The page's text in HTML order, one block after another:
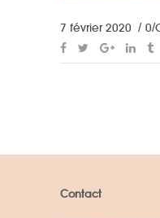
7 février 2020 0
Contact